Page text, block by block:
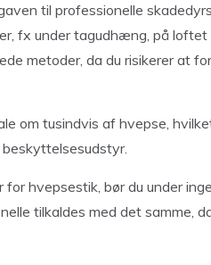
til professionelle
fx under tagudhæng, på loftet
metoder, da du risikerer at
om tusindvis af hvepse,
for hvepsestik, bør du under
tilkaldes med det samme,